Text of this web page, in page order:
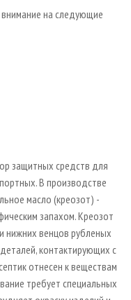
на следующие
защитных средств для
В производстве
масло (креозот) -
запахом. Креозот
нижних венцов рубленых
контактирующих с
отнесен к веществам
требует специальных